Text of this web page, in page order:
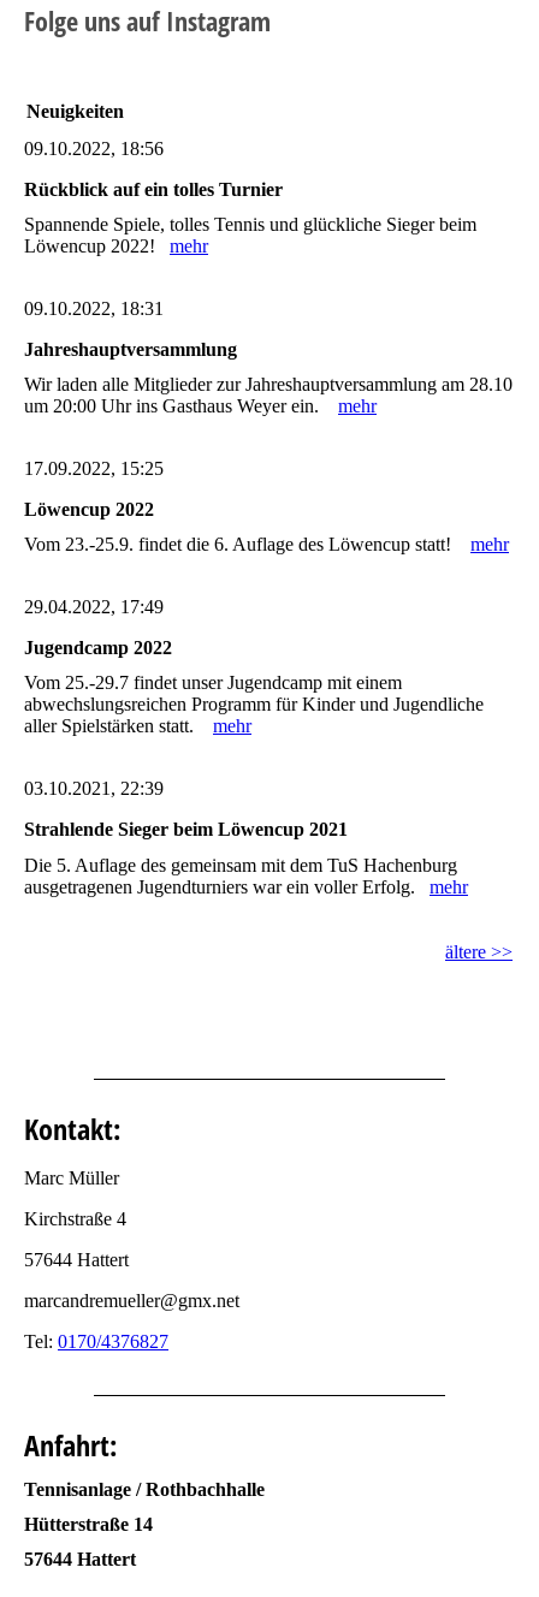
Folge uns auf Instagram
Neuigkeiten
09.10.2022, 18:56
Rückblick auf ein tolles Turnier
Spannende Spiele, tolles Tennis und glückliche Sieger beim
Löwencup 2022! mehr
09.10.2022, 18:31
Jahreshauptversammlung
Wir laden alle Mitglieder zur Jahreshauptversammlung am 28.10
um 20:00 Uhr ins Gasthaus Weyer ein. mehr
17.09.2022, 15:25
Löwencup 2022
Vom 23.-25.9. findet die 6. Auflage des Löwencup statt! mehr
29.04.2022, 17:49
Jugendcamp 2022
Vom 25.-29.7 findet unser Jugendcamp mit einem
abwechslungsreichen Programm für Kinder und Jugendliche
aller Spielstärken statt. mehr
03.10.2021, 22:39
Strahlende Sieger beim Löwencup 2021
Die 5. Auflage des gemeinsam mit dem TuS Hachenburg
ausgetragenen Jugendturniers war ein voller Erfolg. mehr
ältere >>
Kontakt:
Marc Müller
Kirchstraße 4
57644 Hattert
marcandremueller@gmx.net
Tel: 0170/4376827
Anfahrt:
Tennisanlage / Rothbachhalle
Hütterstraße 14
57644 Hattert